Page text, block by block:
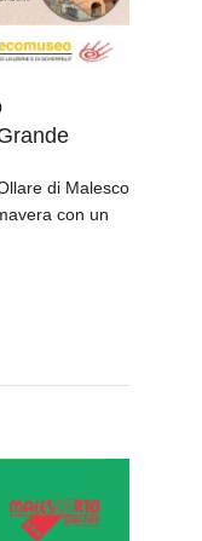
di Malesco
con un